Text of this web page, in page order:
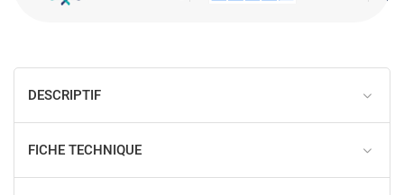
DESCRIPTIF
FICHE TECHNIQUE